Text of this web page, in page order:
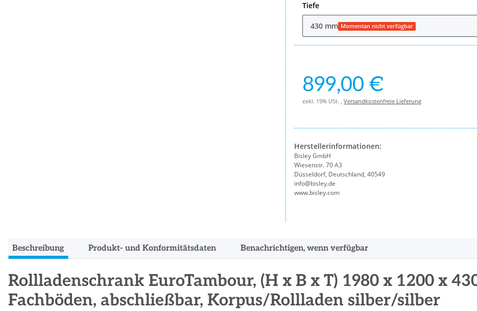
Tiefe
430 mm Momentan nicht verfügbar
899,00 €
exkl. 19% USt. , Versandkostenfreie Lieferung
Herstellerinformationen:
Bisley GmbH
Wiesenstr. 70 A3
Düsseldorf, Deutschland, 40549
info@bisley.de
www.bisley.com
Beschreibung Produkt- und Konformitätsdaten Benachrichtigen, wenn verfügbar
Rollladenschrank EuroTambour, (H x B x T) 1980 x 1200 x
Fachböden, abschließbar, Korpus/Rollladen silber/silber